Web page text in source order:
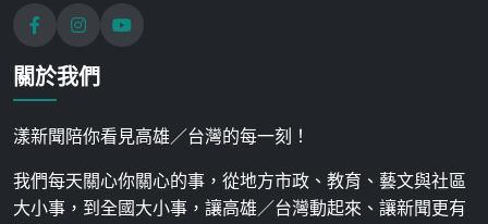
關於我們
漾新聞陪你看見高雄／台灣的每一刻！
我們每天關心你關心的事，從地方市政、教育、藝文與社區
大小事，到全國大小事，讓高雄／台灣動起來、讓新聞更有